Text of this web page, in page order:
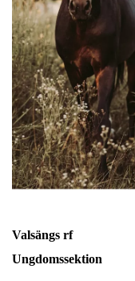
Valsängs rf
Ungdomssektion